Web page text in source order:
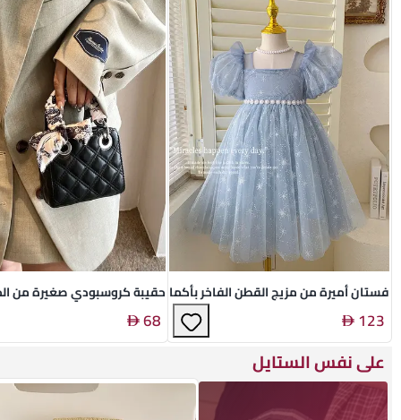
فستان أميرة من مزيج القطن الفاخر بأكمام فقاعية
123
حقيبة كروسبودي صغيرة من
68
على نفس الستايل